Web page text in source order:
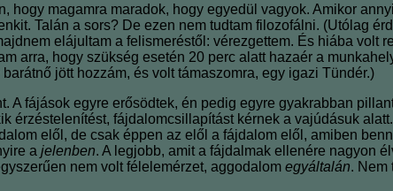
hogy magamra maradok, hogy egyedül vagyok. Amikor
Talán a sors? De ezen nem tudtam filozofálni. (Utólag
elájultam a felismeréstől: vérezgettem. És hiába volt
arra, hogy szükség esetén 20 perc alatt hazaér a
jött hozzám, és volt támaszomra, egy igazi Tündér.)
fájások egyre erősödtek, én pedig egyre gyakrabban
érzéstelenítést, fájdalomcsillapítást kérnek a vajúdásuk
elől, de csak éppen az elől a fájdalom elől, amiben
a jelenben. A legjobb, amit a fájdalmak ellenére nagyon
nem volt félelemérzet, aggodalom egyáltalán. Nem